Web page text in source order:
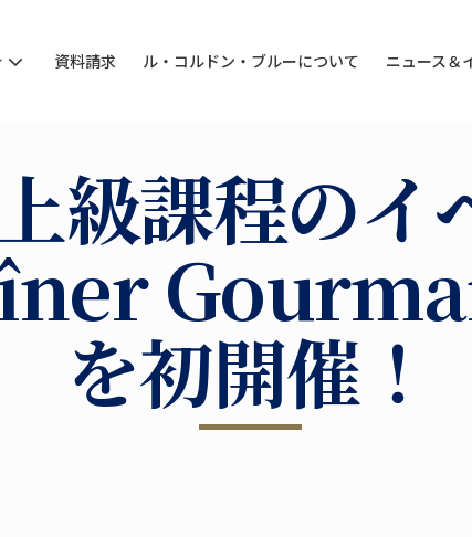
資料請求 ル・コルドン・ブルーについて ニュース＆
級課程のイ
を初開催！